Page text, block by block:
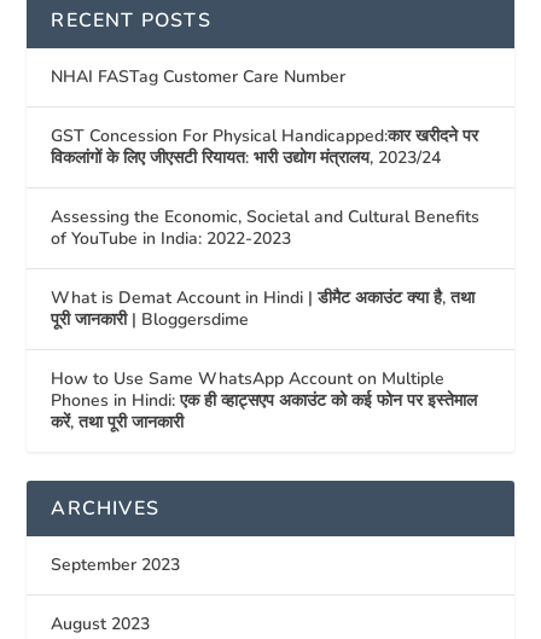
RECENT POSTS
NHAI FASTag Customer Care Number
GST Concession For Physical Handicapped:कार खरीदने पर
विकलांगों के लिए जीएसटी रियायत: भारी उद्योग मंत्रालय, 2023/24
Assessing the Economic, Societal and Cultural Benefits
of YouTube in India: 2022-2023
What is Demat Account in Hindi | डीमैट अकाउंट क्या है, तथा
पूरी जानकारी | Bloggersdime
How to Use Same WhatsApp Account on Multiple
Phones in Hindi: एक ही व्हाट्सएप अकाउंट को कई फोन पर इस्तेमाल
करें, तथा पूरी जानकारी
ARCHIVES
September 2023
August 2023